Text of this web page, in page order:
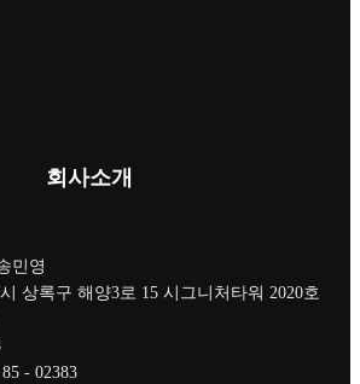
회사소개
민영
상록구 해양3로 15 시그니처타워 2020호
- 02383